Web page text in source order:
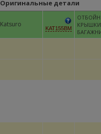
Оригинальные детали
Katsuro KAT155BM
КРЫШКИ